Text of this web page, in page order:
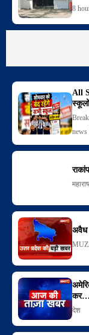
8
All
अवैध
कर…
देश